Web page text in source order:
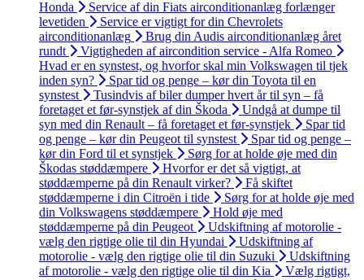
Honda
Service af din Fiats airconditionanlæg forlænger
levetiden
Service er vigtigt for din Chevrolets
airconditionanlæg
Brug din Audis airconditionanlæg året
rundt
Vigtigheden af aircondition service - Alfa Romeo
Hvad er en synstest, og hvorfor skal min Volkswagen til tjek
inden syn?
Spar tid og penge – kør din Toyota til en
synstest
Tusindvis af biler dumper hvert år til syn – få
foretaget et før-synstjek af din Škoda
Undgå at dumpe til
syn med din Renault – få foretaget et før-synstjek
Spar tid
og penge – kør din Peugeot til synstest
Spar tid og penge –
kør din Ford til et synstjek
Sørg for at holde øje med din
Škodas støddæmpere
Hvorfor er det så vigtigt, at
støddæmperne på din Renault virker?
Få skiftet
støddæmperne i din Citroën i tide
Sørg for at holde øje med
din Volkswagens støddæmpere
Hold øje med
støddæmperne på din Peugeot
Udskiftning af motorolie -
vælg den rigtige olie til din Hyundai
Udskiftning af
motorolie - vælg den rigtige olie til din Suzuki
Udskiftning
af motorolie - vælg den rigtige olie til din Kia
Vælg rigtigt,